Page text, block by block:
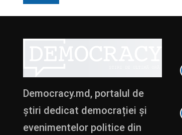
Democracy.md, portalul de
știri dedicat democrației și
evenimentelor politice din